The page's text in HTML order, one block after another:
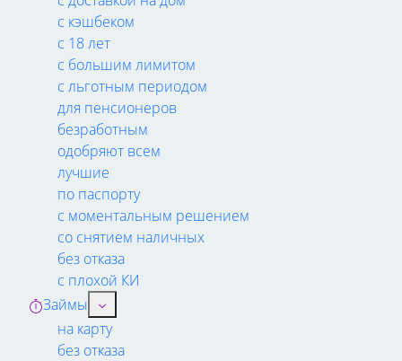
с кэшбеком
с 18 лет
с большим лимитом
с льготным периодом
для пенсионеров
безработным
одобряют всем
лучшие
по паспорту
с моментальным решением
со снятием наличных
без отказа
с плохой КИ
Займы
на карту
без отказа